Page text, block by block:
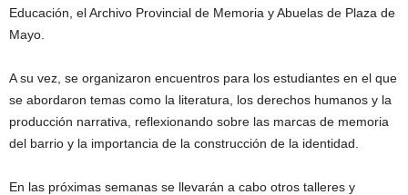
Educación, el Archivo Provincial de Memoria y Abuelas de Plaza de
Mayo.
A su vez, se organizaron encuentros para los estudiantes en el que
se abordaron temas como la literatura, los derechos humanos y la
producción narrativa, reflexionando sobre las marcas de memoria
del barrio y la importancia de la construcción de la identidad.
En las próximas semanas se llevarán a cabo otros talleres y